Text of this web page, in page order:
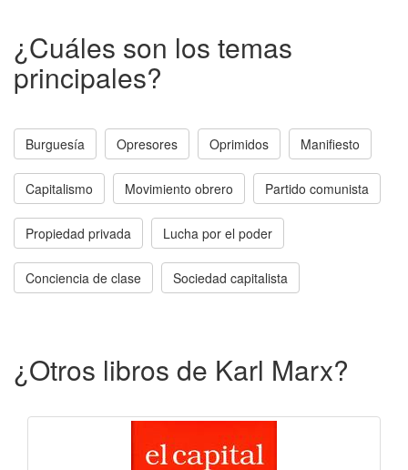
¿Cuáles son los temas
principales?
Burguesía Opresores Oprimidos Manifiesto
Capitalismo Movimiento obrero Partido comunista
Propiedad privada Lucha por el poder
Conciencia de clase Sociedad capitalista
¿Otros libros de Karl Marx?